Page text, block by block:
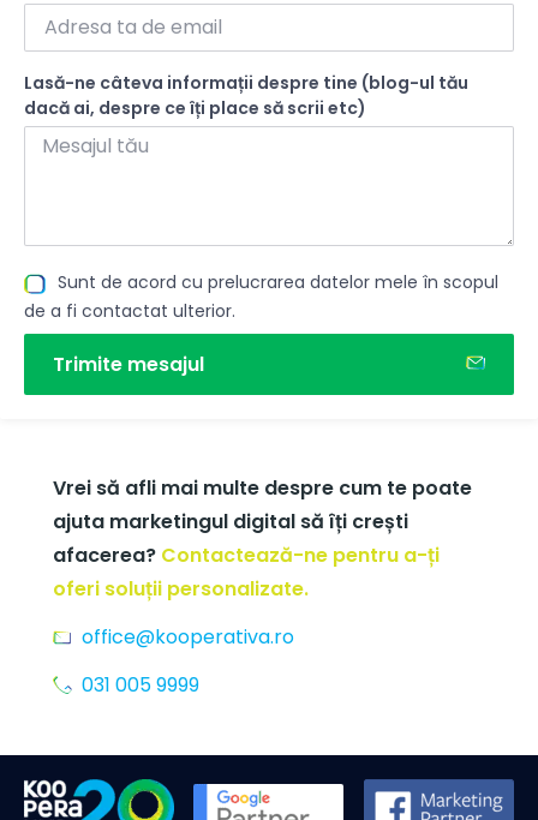
Lasă-ne câteva informații despre tine (blog-ul tău
dacă ai, despre ce îți place să scrii etc)
Sunt de acord cu prelucrarea datelor mele în scopul
de a fi contactat ulterior.
Trimite mesajul
Vrei să afli mai multe despre cum te poate
ajuta marketingul digital să îți crești
afacerea? Contactează-ne pentru a-ți
oferi soluții personalizate.
office@kooperativa.ro
031 005 9999